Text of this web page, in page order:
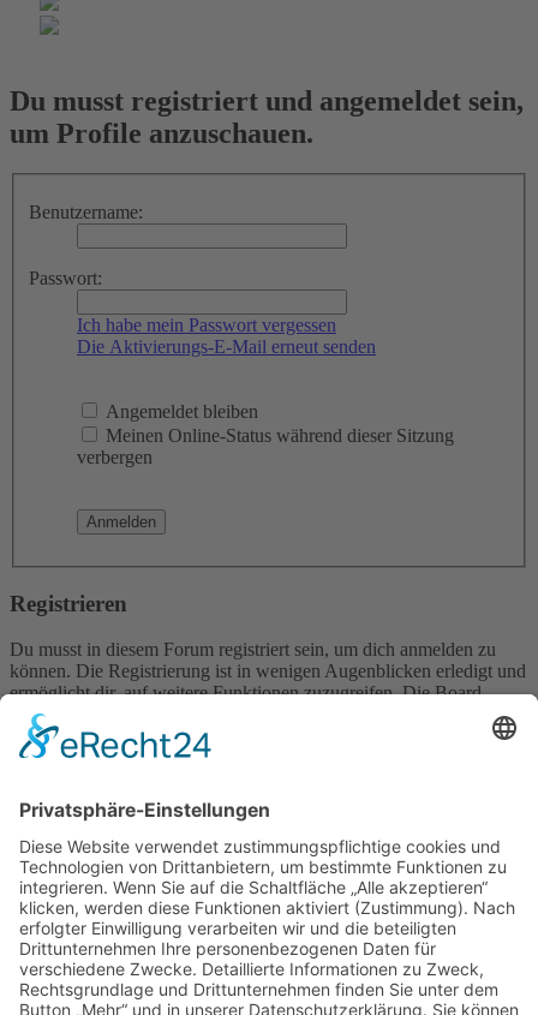
Du musst registriert und angemeldet sein,
um Profile anzuschauen.
Benutzername:
Passwort:
Ich habe mein Passwort vergessen
Die Aktivierungs-E-Mail erneut senden
Angemeldet bleiben
Meinen Online-Status während dieser Sitzung
verbergen
Registrieren
Du musst in diesem Forum registriert sein, um dich anmelden zu
können. Die Registrierung ist in wenigen Augenblicken erledigt und
ermöglicht dir, auf weitere Funktionen zuzugreifen. Die Board-
Administration kann registrierten Benutzern auch zusätzliche
Berechtigungen zuweisen. Beachte bitte unsere
Nutzungsbedingungen und die verwandten Regelungen, bevor du
wenn du dich in diesem Board bewegst.
Nutzungsbedingungen|Datenschutzerklärung
Registrieren
Foren-Übersicht
Alle Zeiten sindUTC+02:00
Alle Cookies löschen